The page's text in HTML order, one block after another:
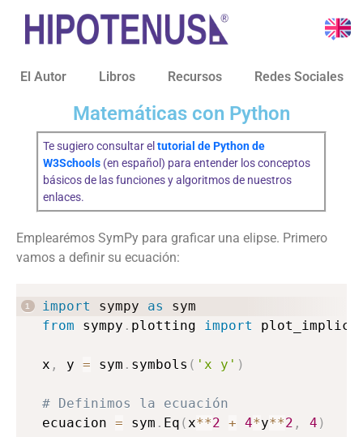
El Autor Libros Recursos Redes Sociales
Matemáticas con Python
Te sugiero consultar el tutorial de Python de
W3Schools(en español) para entender los conceptos
básicos de las funciones y algoritmos de nuestros
enlaces.
Emplearémos SymPy para graficar una elipse. Primero
vamos a definir su ecuación:
import sympy as
from sympy . plotting import
x , y = sym . symbols ( 'x y' )
# Definimos la ecuación
ecuacion = sym . Eq (x**2 + 4*y**2 , 4 )